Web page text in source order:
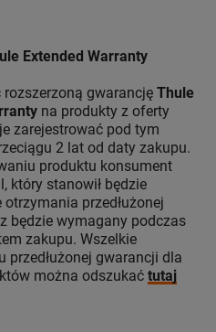
Extended Warranty
gwarancję Thule
na produkty z oferty
zarejestrować pod tym
2 lat od daty zakupu.
produktu konsument
który stanowił będzie
przedłużonej
będzie wymagany podczas
zakupu. Wszelkie
przedłużonej gwarancji dla
można odszukać tutaj